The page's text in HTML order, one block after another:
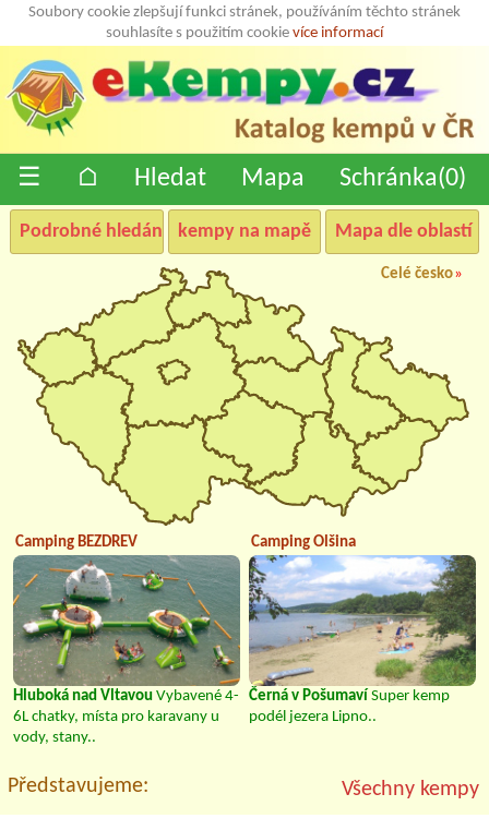
Soubory cookie zlepšují funkci stránek, používáním těchto stránek
souhlasíte s použitím cookie více informací
☰ ⌂ Hledat Mapa Schránka(0)
Podrobné hledání kempy na mapě Mapa dle oblastí
Celé česko»
Camping BEZDREV
Hluboká nad Vltavou Vybavené 4-
6L chatky, místa pro karavany u
vody, stany..
Camping Olšina
Černá v Pošumaví Super kemp
podél jezera Lipno..
Představujeme: Všechny kempy